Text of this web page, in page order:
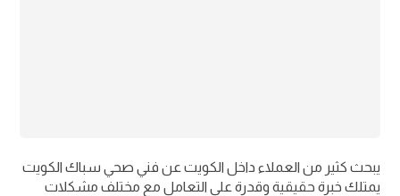
يبحث كثير من العملاء داخل الكويت عن فني صحي سباك الكويت
يمتلك خبرة حقيقية وقدرة على التعامل مع مختلف مشكلات